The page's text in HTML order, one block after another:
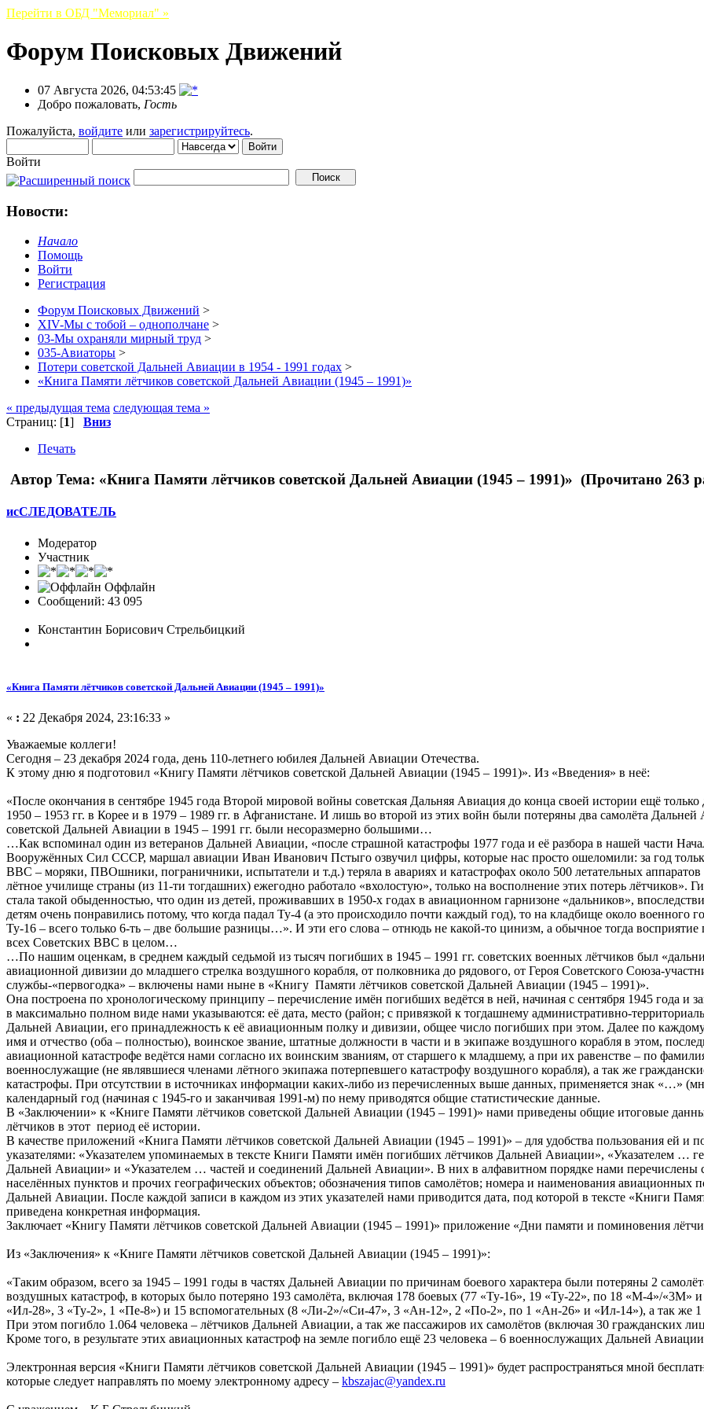
Перейти в ОБД "Мемориал" »
Форум Поисковых Движений
07 Августа 2026, 04:53:45
Добро пожаловать, Гость
Пожалуйста, войдите или зарегистрируйтесь.
Войти
Новости:
Начало
Помощь
Войти
Регистрация
Форум Поисковых Движений >
XIV-Мы с тобой – однополчане >
03-Мы охраняли мирный труд >
035-Авиаторы >
Потери советской Дальней Авиации в 1954 - 1991 годах >
«Книга Памяти лётчиков советской Дальней Авиации (1945 – 1991)»
« предыдущая тема следующая тема »
Страниц: [1] Вниз
Печать
Автор Тема: «Книга Памяти лётчиков советской Дальней Авиации (1945 – 1991)» (Прочитано 263
исСЛЕДОВАТЕЛЬ
Модератор
Участник
Оффлайн
Сообщений: 43 095
Константин Борисович Стрельбицкий
«Книга Памяти лётчиков советской Дальней Авиации (1945 – 1991)»
« : 22 Декабря 2024, 23:16:33 »
Уважаемые коллеги!
Сегодня – 23 декабря 2024 года, день 110-летнего юбилея Дальней Авиации Отечества.
К этому дню я подготовил «Книгу Памяти лётчиков советской Дальней Авиации (1945 – 1991)». Из «Введения» в неё:
«После окончания в сентябре 1945 года Второй мировой войны советская Дальняя Авиация до конца своей истории ещё
1950 – 1953 гг. в Корее и в 1979 – 1989 гг. в Афганистане. И лишь во второй из этих войн были потеряны два самолёта
советской Дальней Авиации в 1945 – 1991 гг. были несоразмерно большими…
…Как вспоминал один из ветеранов Дальней Авиации, «после страшной катастрофы 1977 года и её разбора в нашей части
Вооружённых Сил СССР, маршал авиации Иван Иванович Пстыго озвучил цифры, которые нас просто ошеломили: за год
ВВС – моряки, ПВОшники, пограничники, испытатели и т.д.) теряла в авариях и катастрофах около 500 летательных
лётное училище страны (из 11-ти тогдашних) ежегодно работало «вхолостую», только на восполнение этих потерь лётчиков».
стала такой обыденностью, что один из детей, проживавших в 1950-х годах в авиационном гарнизоне «дальников»,
детям очень понравились потому, что когда падал Ту-4 (а это происходило почти каждый год), то на кладбище около военного
Ту-16 – всего только 6-ть – две большие разницы…». И эти его слова – отнюдь не какой-то цинизм, а обычное тогда
всех Советских ВВС в целом…
…По нашим оценкам, в среднем каждый седьмой из тысяч погибших в 1945 – 1991 гг. советских военных лётчиков был
авиационной дивизии до младшего стрелка воздушного корабля, от полковника до рядового, от Героя Советского Союза-
службы-«первогодка» – включены нами ныне в «Книгу Памяти лётчиков советской Дальней Авиации (1945 – 1991)».
Она построена по хронологическому принципу – перечисление имён погибших ведётся в ней, начиная с сентября 1945 года и
в максимально полном виде нами указываются: её дата, место (район; с привязкой к тогдашнему административно-
Дальней Авиации, его принадлежность к её авиационным полку и дивизии, общее число погибших при этом. Далее по
имя и отчество (оба – полностью), воинское звание, штатные должности в части и в экипаже воздушного корабля в этом,
авиационной катастрофе ведётся нами согласно их воинским званиям, от старшего к младшему, а при их равенстве – по
военнослужащие (не являвшиеся членами лётного экипажа потерпевшего катастрофу воздушного корабля), а так же
катастрофы. При отсутствии в источниках информации каких-либо из перечисленных выше данных, применяется знак «…»
календарный год (начиная с 1945-го и заканчивая 1991-м) по нему приводятся общие статистические данные.
В «Заключении» к «Книге Памяти лётчиков советской Дальней Авиации (1945 – 1991)» нами приведены общие итоговые
лётчиков в этот период её истории.
В качестве приложений «Книга Памяти лётчиков советской Дальней Авиации (1945 – 1991)» – для удобства пользования ей и
указателями: «Указателем упоминаемых в тексте Книги Памяти имён погибших лётчиков Дальней Авиации», «Указателем …
Дальней Авиации» и «Указателем … частей и соединений Дальней Авиации». В них в алфавитном порядке нами перечислены
населённых пунктов и прочих географических объектов; обозначения типов самолётов; номера и наименования авиационных
Дальней Авиации. После каждой записи в каждом из этих указателей нами приводится дата, под которой в тексте «Книги
приведена конкретная информация.
Заключает «Книгу Памяти лётчиков советской Дальней Авиации (1945 – 1991)» приложение «Дни памяти и поминовения
Из «Заключения» к «Книге Памяти лётчиков советской Дальней Авиации (1945 – 1991)»:
«Таким образом, всего за 1945 – 1991 годы в частях Дальней Авиации по причинам боевого характера были потеряны 2
воздушных катастроф, в которых было потеряно 193 самолёта, включая 178 боевых (77 «Ту-16», 19 «Ту-22», по 18 «М-4»/
«Ил-28», 3 «Ту-2», 1 «Пе-8») и 15 вспомогательных (8 «Ли-2»/«Си-47», 3 «Ан-12», 2 «По-2», по 1 «Ан-26» и «Ил-14»), а так же
При этом погибло 1.064 человека – лётчиков Дальней Авиации, а так же пассажиров их самолётов (включая 30 гражданских
Кроме того, в результате этих авиационных катастроф на земле погибло ещё 23 человека – 6 военнослужащих Дальней
Электронная версия «Книги Памяти лётчиков советской Дальней Авиации (1945 – 1991)» будет распространяться мной
которые следует направлять по моему электронному адресу – kbszajac@yandex.ru